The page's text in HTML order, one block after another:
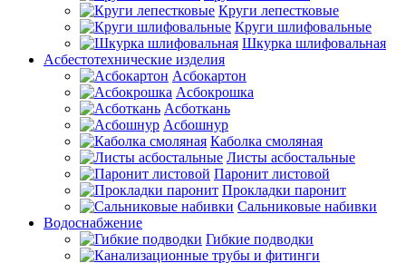
Круги лепестковые
Круги шлифовальные
Шкурка шлифовальная
Асбестотехнические изделия
Асбокартон
Асбокрошка
Асботкань
Асбошнур
Каболка смоляная
Листы асбостальные
Паронит листовой
Прокладки паронит
Сальниковые набивки
Водоснабжение
Гибкие подводки